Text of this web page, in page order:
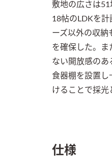
敷地の広さは51
18帖のLDKを計
ーズ以外の収納
を確保した。ま
ない開放感のあ
食器棚を設置し
けることで採
仕様